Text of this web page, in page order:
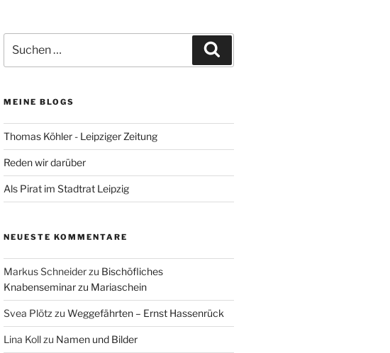
nach:
MEINE BLOGS
Thomas Köhler - Leipziger Zeitung
Reden wir darüber
Als Pirat im Stadtrat Leipzig
NEUESTE KOMMENTARE
Markus Schneiderzu Bischöfliches
Knabenseminar zu Mariaschein
Svea Plötz zu Weggefährten – Ernst Hassenrück
Lina Kollzu Namen und Bilder